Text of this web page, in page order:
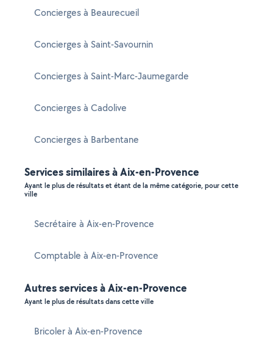
Concierges à Beaurecueil
Concierges à Saint-Savournin
Concierges à Saint-Marc-Jaumegarde
Concierges à Cadolive
Concierges à Barbentane
Services similaires à Aix-en-Provence
Ayant le plus de résultats et étant de la même catégorie, pour cette
ville
Secrétaire à Aix-en-Provence
Comptable à Aix-en-Provence
Autres services à Aix-en-Provence
Ayant le plus de résultats dans cette ville
Bricoler à Aix-en-Provence